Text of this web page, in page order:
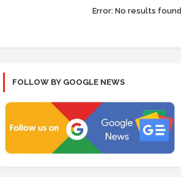
Error: No results found
FOLLOW BY GOOGLE NEWS